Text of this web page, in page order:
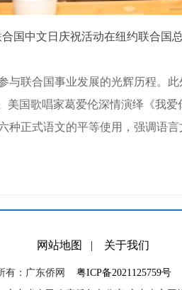
中文日庆祝活动在纽约联合国
联合国事业发展的光辉历程。此
国歌唱家葛爱伦深情演绎《我
正式语文的平等使用，强调语言
网站地图 | 关于我们
有：广东侨网 粤ICP备2021125759号